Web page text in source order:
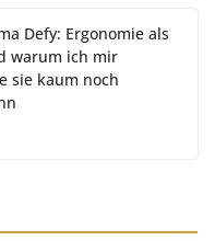
Defy: Ergonomie als
warum ich mir
sie kaum noch